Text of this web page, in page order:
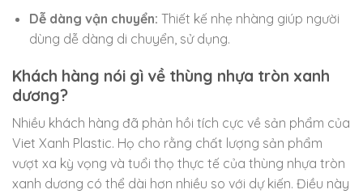
Dễ dàng vận chuyển: Thiết kế nhẹ nhàng giúp người
dùng dễ dàng di chuyển, sử dụng.
Khách hàng nói gì về thùng nhựa tròn xanh
dương?
Nhiều khách hàng đã phản hồi tích cực về sản phẩm của
Viet Xanh Plastic. Họ cho rằng chất lượng sản phẩm
vượt xa kỳ vọng và tuổi thọ thực tế của thùng nhựa tròn
xanh dương có thể dài hơn nhiều so với dự kiến. Điều này